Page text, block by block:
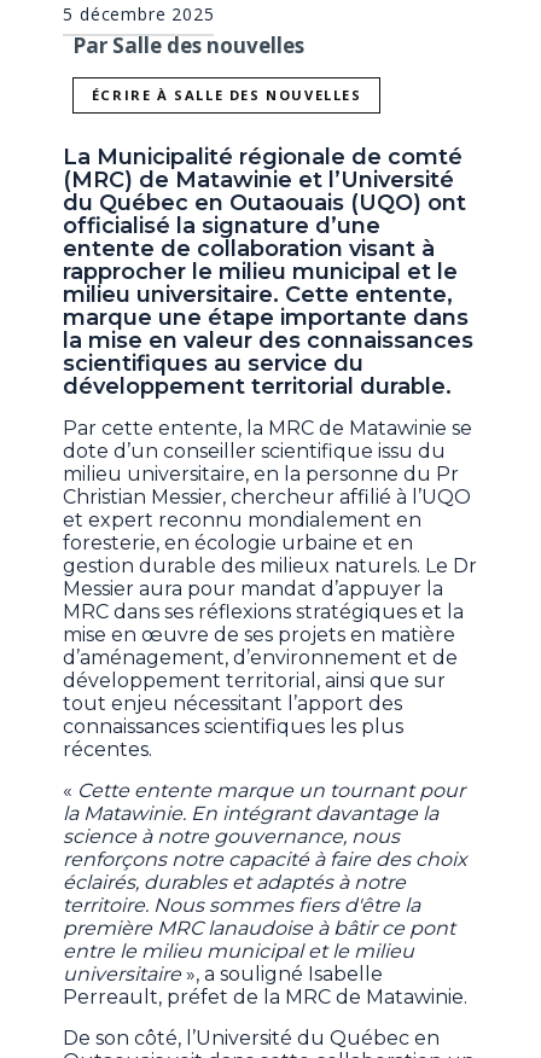
5 décembre 2025
Par Salle des nouvelles
ÉCRIRE À SALLE DES NOUVELLES
La Municipalité régionale de comté
(MRC) de Matawinie et l’Université
du Québec en Outaouais (UQO) ont
officialisé la signature d’une
entente de collaboration visant à
rapprocher le milieu municipal et le
milieu universitaire. Cette entente,
marque une étape importante dans
la mise en valeur des connaissances
scientifiques au service du
développement territorial durable.
Par cette entente, la MRC de Matawinie se
dote d’un conseiller scientifique issu du
milieu universitaire, en la personne du Pr
Christian Messier, chercheur affilié à l’UQO
et expert reconnu mondialement en
foresterie, en écologie urbaine et en
gestion durable des milieux naturels. Le Dr
Messier aura pour mandat d’appuyer la
MRC dans ses réflexions stratégiques et la
mise en œuvre de ses projets en matière
d’aménagement, d’environnement et de
développement territorial, ainsi que sur
tout enjeu nécessitant l’apport des
connaissances scientifiques les plus
récentes.
« Cette entente marque un tournant pour
la Matawinie. En intégrant davantage la
science à notre gouvernance, nous
renforçons notre capacité à faire des choix
éclairés, durables et adaptés à notre
territoire. Nous sommes fiers d'être la
première MRC lanaudoise à bâtir ce pont
entre le milieu municipal et le milieu
universitaire», a souligné Isabelle
Perreault, préfet de la MRC de Matawinie.
De son côté, l’Université du Québec en